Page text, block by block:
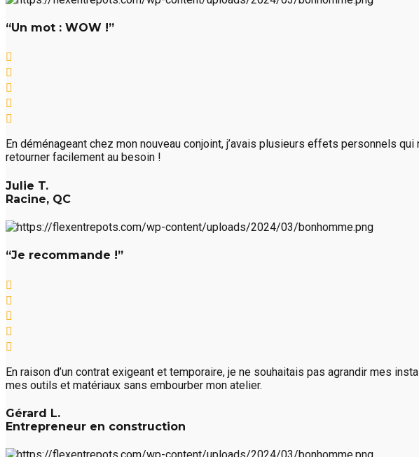
“Un mot : WOW !”
En déménageant chez mon nouveau conjoint, j’avais plusieurs effets personnels
retourner facilement au besoin !
Julie T.
Racine, QC
“Je recommande !”
En raison d’un contrat exigeant et temporaire, je ne souhaitais pas agrandir mes
mes outils et matériaux sans embourber mon atelier.
Gérard L.
Entrepreneur en construction